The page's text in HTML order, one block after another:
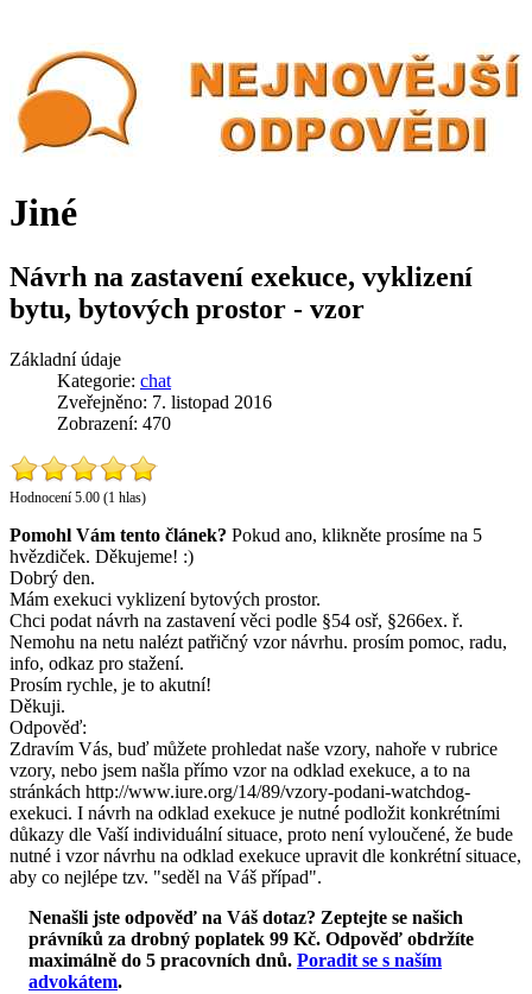
Jiné
Návrh na zastavení exekuce, vyklizení
bytu, bytových prostor - vzor
Základní údaje
Kategorie: chat
Zveřejněno: 7. listopad 2016
Zobrazení: 470
Hodnocení 5.00 (1 hlas)
Pomohl Vám tento článek? Pokud ano, klikněte prosíme na 5
hvězdiček. Děkujeme! :)
Dobrý den.
Mám exekuci vyklizení bytových prostor.
Chci podat návrh na zastavení věci podle §54 osř, §266ex. ř.
Nemohu na netu nalézt patřičný vzor návrhu. prosím pomoc, radu,
info, odkaz pro stažení.
Prosím rychle, je to akutní!
Děkuji.
Odpověď:
Zdravím Vás, buď můžete prohledat naše vzory, nahoře v rubrice
vzory, nebo jsem našla přímo vzor na odklad exekuce, a to na
stránkách http://www.iure.org/14/89/vzory-podani-watchdog-
exekuci. I návrh na odklad exekuce je nutné podložit konkrétními
důkazy dle Vaší individuální situace, proto není vyloučené, že bude
nutné i vzor návrhu na odklad exekuce upravit dle konkrétní situace,
aby co nejlépe tzv. "seděl na Váš případ".
Nenašli jste odpověď na Váš dotaz? Zeptejte se našich
právníků za drobný poplatek 99 Kč. Odpověď obdržíte
maximálně do 5 pracovních dnů. Poradit se s naším
advokátem.